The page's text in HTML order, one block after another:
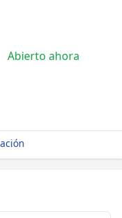
Abierto ahora